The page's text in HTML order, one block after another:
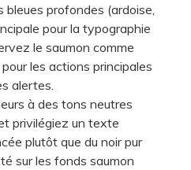
profondes (ardoise,
pour la typographie
le saumon comme
les actions principales
alertes.
à des tons neutres
privilégiez un texte
plutôt que du noir pur
sur les fonds saumon